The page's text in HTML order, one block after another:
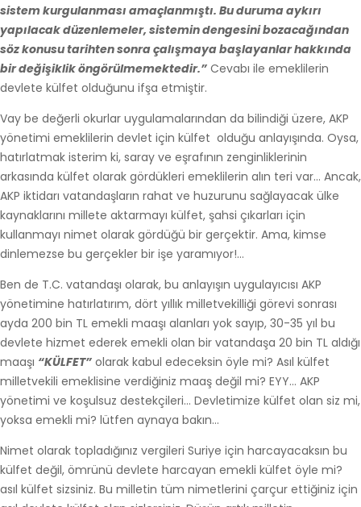
sistem kurgulanması amaçlanmıştı. Bu duruma aykırı
yapılacak düzenlemeler, sistemin dengesini bozacağından
söz konusu tarihten sonra çalışmaya başlayanlar hakkında
bir değişiklik öngörülmemektedir.” Cevabı ile emeklilerin
devlete külfet olduğunu ifşa etmiştir.
Vay be değerli okurlar uygulamalarından da bilindiği üzere, AKP
yönetimi emeklilerin devlet için külfet olduğu anlayışında. Oysa,
hatırlatmak isterim ki, saray ve eşrafının zenginliklerinin
arkasında külfet olarak gördükleri emeklilerin alın teri var… Ancak,
AKP iktidarı vatandaşların rahat ve huzurunu sağlayacak ülke
kaynaklarını millete aktarmayı külfet, şahsi çıkarları için
kullanmayı nimet olarak gördüğü bir gerçektir. Ama, kimse
dinlemezse bu gerçekler bir işe yaramıyor!…
Ben de T.C. vatandaşı olarak, bu anlayışın uygulayıcısı AKP
yönetimine hatırlatırım, dört yıllık milletvekilliği görevi sonrası
ayda 200 bin TL emekli maaşı alanları yok sayıp, 30-35 yıl bu
devlete hizmet ederek emekli olan bir vatandaşa 20 bin TL aldığı
maaşı “KÜLFET” olarak kabul edeceksin öyle mi? Asıl külfet
milletvekili emeklisine verdiğiniz maaş değil mi? EYY… AKP
yönetimi ve koşulsuz destekçileri… Devletimize külfet olan siz mi,
yoksa emekli mi? lütfen aynaya bakın…
Nimet olarak topladığınız vergileri Suriye için harcayacaksın bu
külfet değil, ömrünü devlete harcayan emekli külfet öyle mi?
asıl külfet sizsiniz. Bu milletin tüm nimetlerini çarçur ettiğiniz için